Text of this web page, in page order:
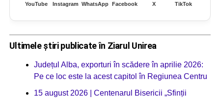
YouTube Instagram WhatsApp Facebook X TikTok
Ultimele știri publicate în Ziarul Unirea
Județul Alba, exporturi în scădere în aprilie 2026:
Pe ce loc este la acest capitol în Regiunea Centru
15 august 2026 | Centenarul Bisericii „Sfinții